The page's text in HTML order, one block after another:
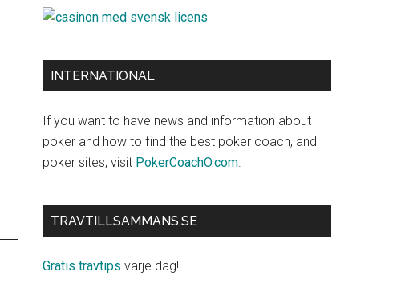
INTERNATIONAL
If you want to have news and information about
poker and how to find the best poker coach, and
poker sites, visit PokerCoachO.com.
TRAVTILLSAMMANS.SE
Gratis travtips varje dag!